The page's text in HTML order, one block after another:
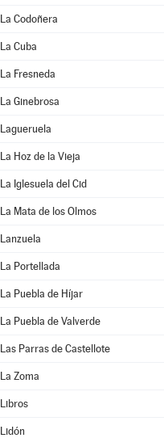
La Codoñera
La Cuba
La Fresneda
La Ginebrosa
Lagueruela
La Hoz de la Vieja
La Iglesuela del Cid
La Mata de los Olmos
Lanzuela
La Portellada
La Puebla de Híjar
La Puebla de Valverde
Las Parras de Castellote
La Zoma
Libros
Lidón